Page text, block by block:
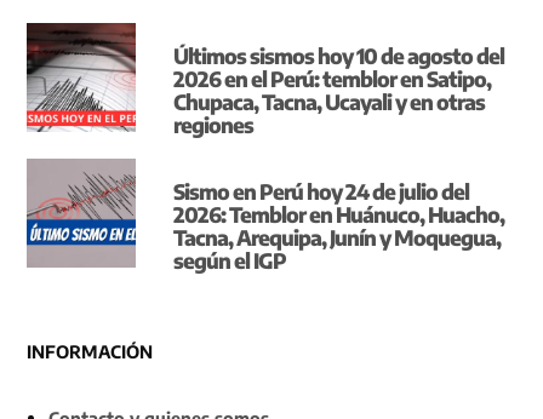
Últimos sismos hoy 10 de agosto del
2026 en el Perú: temblor en Satipo,
Chupaca, Tacna, Ucayali y en otras
regiones
Sismo en Perú hoy 24 de julio del
2026: Temblor en Huánuco, Huacho,
Tacna, Arequipa, Junín y Moquegua,
según el IGP
INFORMACIÓN